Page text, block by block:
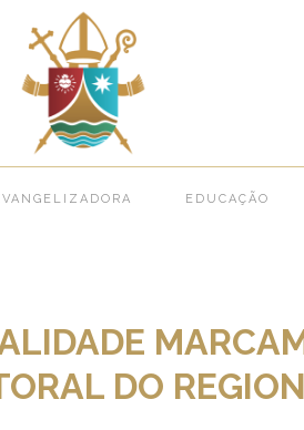
EDUCAÇÃO
MARCAM A 37ª ASSEMBLEIA DE
DO